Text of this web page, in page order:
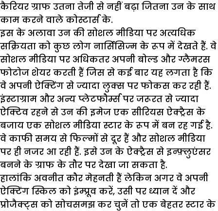
कैरियर ग्राफ उतना तेजी से नहीं बढ़ा जितना उन के साथ
काम करने वाले कोस्टार्स के.
इस के अलावा उन की सोशल मीडिया पर अत्यधिक
सक्रियता को कुछ लोग नार्सिसिज्म के रूप में देखते हैं. वे
सोशल मीडिया पर अधिकतर अपनी बोल्ड और ग्लैमरस
फोटोज शेयर करती हैं जिस से कई बार यह लगता है कि
वे अपनी ऐक्टिंग से ज्यादा लुक्स पर फोकस कर रही हैं.
इंस्टाग्राम और अन्य प्लेटफौर्म्स पर जरूरत से ज्यादा
ऐक्टिव रहने से उन की इमेज एक सीरियस ऐक्ट्रैस के
बजाय एक सोशल मीडिया स्टार के रूप में बन रह गई है.
वे काफी समय से फिल्मों से दूर हैं और सोशल मीडिया
पर ही नजर आ रही हैं. इसे उन के ऐक्ट्रैस से इन्फ़्लुएंसर
बनने के ग्राफ के तौर पर देखा जा सकता है.
हालांकि अवनीत कौर मेहनती हैं लेकिन अगर वे अपनी
ऐक्टिंग स्किल को इंम्प्रूव करें, उसी पर ध्यान दें और
प्रोजैक्ट्स को सोचसमझ कर चुनें तो एक बेहतर स्टार के